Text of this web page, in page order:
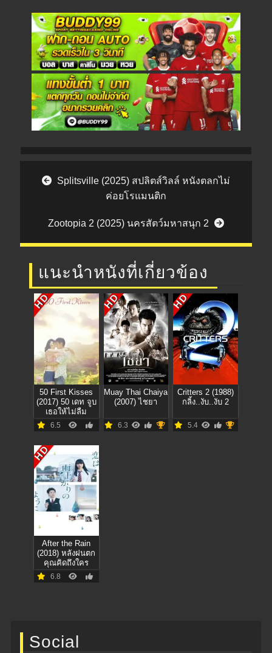
Post navigation
Splitsville (2025) สปลิตส์วิลล์ หนังตลกไม่
ค่อยโรแมนติก
Zootopia 2 (2025) นครสัตว์มหาสนุก 2
แนะนำหนังที่เกี่ยวข้อง
HD
50 First Kisses
(2017) 50 เดท จูบ
เธอให้ไม่ลืม
6.5
HD
Muay Thai Chaiya
(2007) ไชยา
6.3
HD
Critters 2 (1988)
กลิ้ง..งับ..งับ 2
5.4
HD
After the Rain
(2018) หลังฝนตก
คุณคิดถึงใคร
6.8
Social